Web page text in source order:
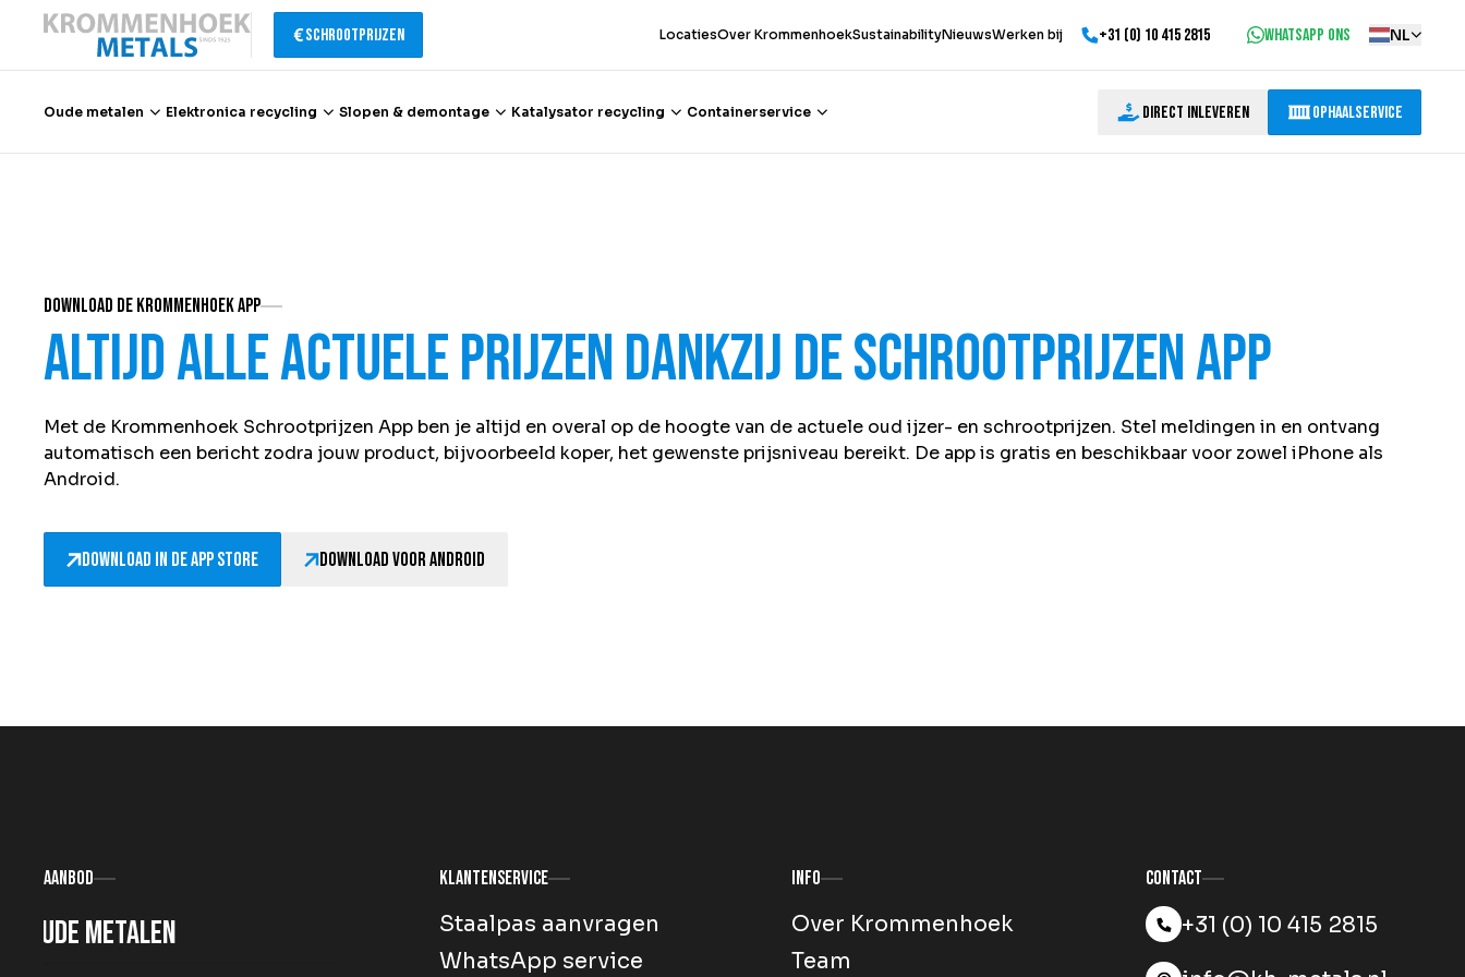
Schrootprijzen LocatiesOver KrommenhoekSustainabilityNieuwsWerken bij +31 (0) 10 415 2815 WhatsApp ons NL
Oude metalen Elektronica recycling Slopen & demontage Katalysator recycling Containerservice Direct inleveren Ophaalservice
Slopen & demontage
Katalysator recycling
Containerservice
DOWNLOAD DE KROMMENHOEK APP
Altijd alle actuele prijzen dankzij de Schrootprijzen App
Met de Krommenhoek Schrootprijzen App ben je altijd en overal op de hoogte van de actuele oud ijzer- en schrootprijzen. Stel meldingen in en ontvang
automatisch een bericht zodra jouw product, bijvoorbeeld koper, het gewenste prijsniveau bereikt. De app is gratis en beschikbaar voor zowel iPhone als
Android.
Download in de App Store Download voor Android
Aanbod
Oude metalen
Klantenservice
Staalpas aanvragen
WhatsApp service
Info
Over Krommenhoek
Team
Contact
+31 (0) 10 415 2815